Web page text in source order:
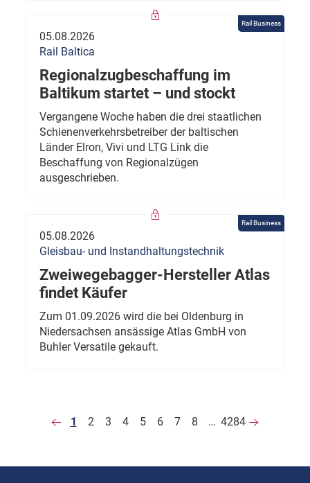
Rail Business
05.08.2026
Rail Baltica
Regionalzugbeschaffung im
Baltikum startet – und stockt
Vergangene Woche haben die drei staatlichen
Schienenverkehrsbetreiber der baltischen
Länder Elron, Vivi und LTG Link die
Beschaffung von Regionalzügen
ausgeschrieben.
Rail Business
05.08.2026
Gleisbau- und Instandhaltungstechnik
Zweiwegebagger-Hersteller Atlas
findet Käufer
Zum 01.09.2026 wird die bei Oldenburg in
Niedersachsen ansässige Atlas GmbH von
Buhler Versatile gekauft.
1 2 3 4 5 6 7 8 … 4284